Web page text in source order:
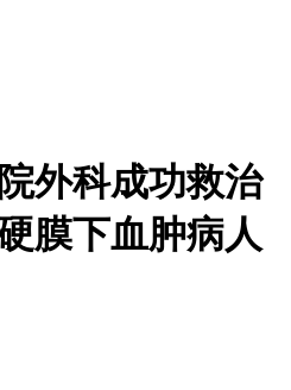
外科成功救治
膜下血肿病人